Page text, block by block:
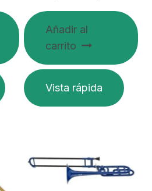
Añadir al
carrito
Vista rápida